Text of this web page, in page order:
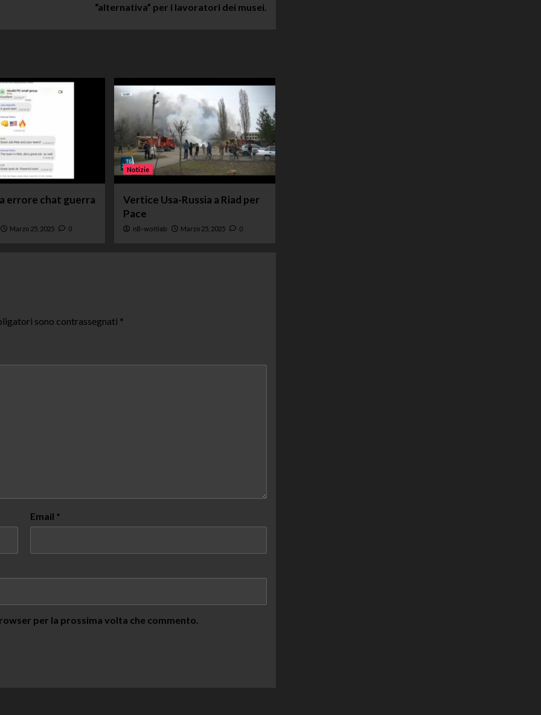
“alternativa” per i lavoratori dei musei.
errore chat guerra
Marzo 25, 2025 0
Notizie
Vertice Usa-Russia a Riad per
Pace
n8-woltlab Marzo 25, 2025 0
sono contrassegnati *
Email *
per la prossima volta che commento.